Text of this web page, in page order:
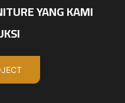
YANG KAMI